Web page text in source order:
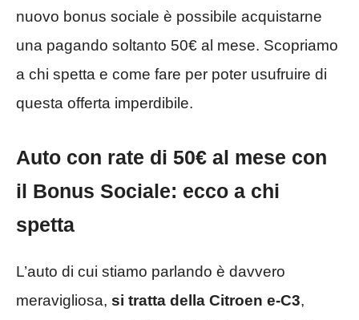
nuovo bonus sociale è possibile acquistarne
una pagando soltanto 50€ al mese. Scopriamo
a chi spetta e come fare per poter usufruire di
questa offerta imperdibile.
Auto con rate di 50€ al mese con
il Bonus Sociale: ecco a chi
spetta
L’auto di cui stiamo parlando è davvero
meravigliosa, si tratta della Citroen e-C3,